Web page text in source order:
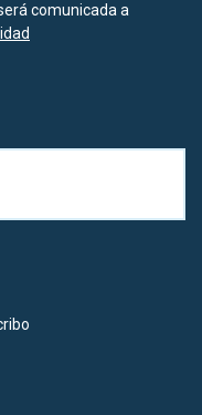
comunicada a